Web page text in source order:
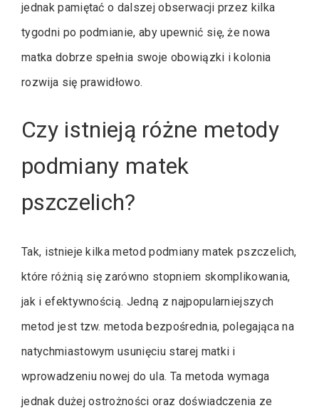
jednak pamiętać o dalszej obserwacji przez kilka
tygodni po podmianie, aby upewnić się, że nowa
matka dobrze spełnia swoje obowiązki i kolonia
rozwija się prawidłowo.
Czy istnieją różne metody
podmiany matek
pszczelich?
Tak, istnieje kilka metod podmiany matek pszczelich,
które różnią się zarówno stopniem skomplikowania,
jak i efektywnością. Jedną z najpopularniejszych
metod jest tzw. metoda bezpośrednia, polegająca na
natychmiastowym usunięciu starej matki i
wprowadzeniu nowej do ula. Ta metoda wymaga
jednak dużej ostrożności oraz doświadczenia ze